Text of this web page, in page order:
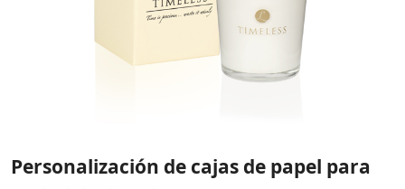
Personalización de cajas de papel para